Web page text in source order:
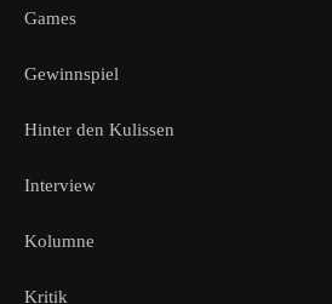
Games
Gewinnspiel
Hinter den Kulissen
Interview
Kolumne
Kritik